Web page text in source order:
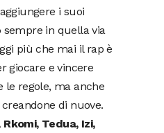
i suoi
in quella via
più che mai il rap è
giocare e vincere
le regole, ma anche
di nuove.
Tedua, Izi,